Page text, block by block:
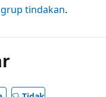
tindakan.